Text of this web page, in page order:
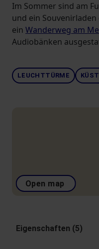
Im Sommer sind am
und ein
ein Wanderweg am
Audiobänken
LEUCHTTÜRME
Open map
Eigenschaften (5)